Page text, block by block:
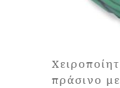
πράσινο